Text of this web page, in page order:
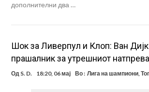
дополнителни два …
Шок за Ливерпул и Клоп: Ван
прашалник за утрешниот
Од S. D. 18:20, 06 мај Во : Лига на шампиони,